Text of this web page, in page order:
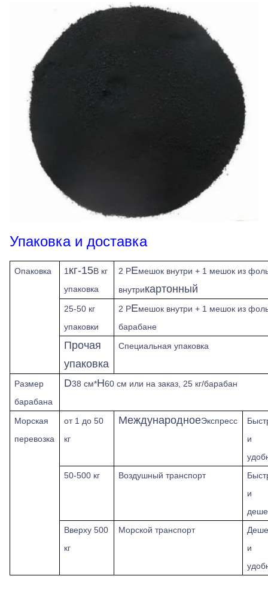
Упаковка и доставка
Опаковка 1кг-15В кг
упаковка
2 РЕмешок внутри + 1 мешок из
внутрикартонный
25-50 кг
упаковки
2 РЕмешок внутри + 1 мешок из
барабане
Прочая
упаковка
Специальная упаковка
Размер
барабана
D38 см*H60 см или на заказ, 25 кг/барабан
Морская
перевозка
от 1 до 50
кг
МеждународноеЭкспресс
и
50-500 кг
Воздушный транспорт
и
Вверху 500
кг
Морской транспорт
и